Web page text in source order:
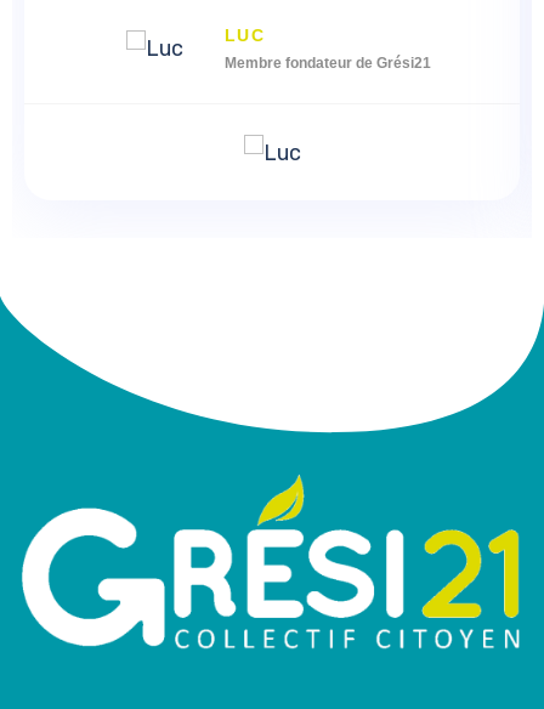
LUC
Membre fondateur de Grési21